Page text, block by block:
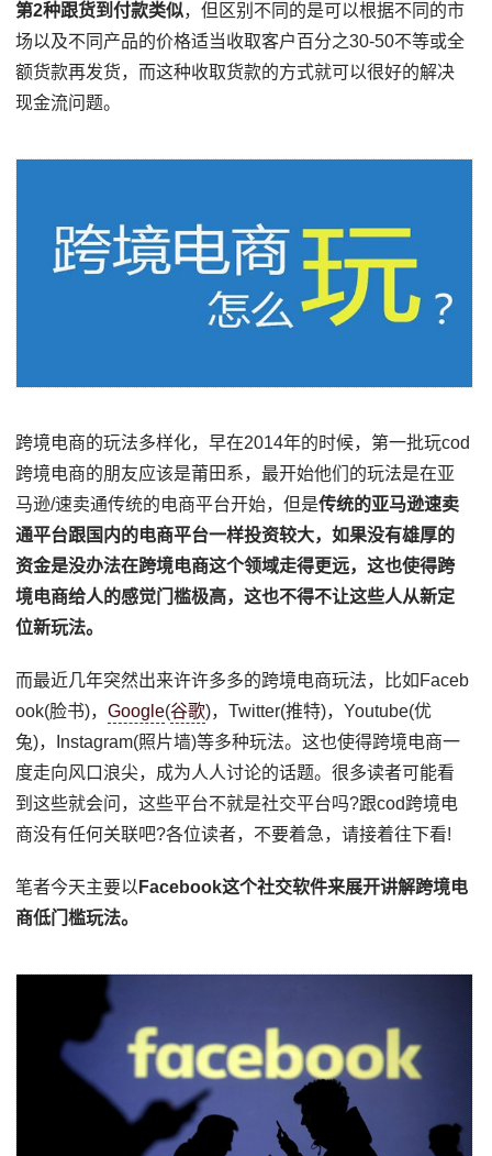
第2种跟货到付款类似，但区别不同的是可以根据不同的市
场以及不同产品的价格适当收取客户百分之30-50不等或全
额货款再发货，而这种收取货款的方式就可以很好的解决
现金流问题。
跨境电商的玩法多样化，早在2014年的时候，第一批玩cod
跨境电商的朋友应该是莆田系，最开始他们的玩法是在亚
马逊/速卖通传统的电商平台开始，但是传统的亚马逊速卖
通平台跟国内的电商平台一样投资较大，如果没有雄厚的
资金是没办法在跨境电商这个领域走得更远，这也使得跨
境电商给人的感觉门槛极高，这也不得不让这些人从新定
位新玩法。
而最近几年突然出来许许多多的跨境电商玩法，比如Faceb
ook(脸书)，Google(谷歌)，Twitter(推特)，Youtube(优
兔)，Instagram(照片墙)等多种玩法。这也使得跨境电商一
度走向风口浪尖，成为人人讨论的话题。很多读者可能看
到这些就会问，这些平台不就是社交平台吗?跟cod跨境电
商没有任何关联吧?各位读者，不要着急，请接着往下看!
笔者今天主要以 Facebook这个社交软件来展开讲解跨境电
商低门槛玩法。